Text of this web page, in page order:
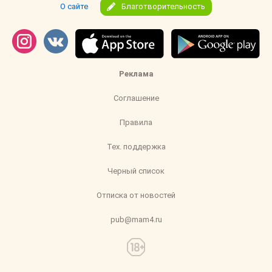
О сайте Благотворительность
Реклама
Соглашение
Правила
Тех. поддержка
Черный список
Отписка от новостей
pub@mam4.ru